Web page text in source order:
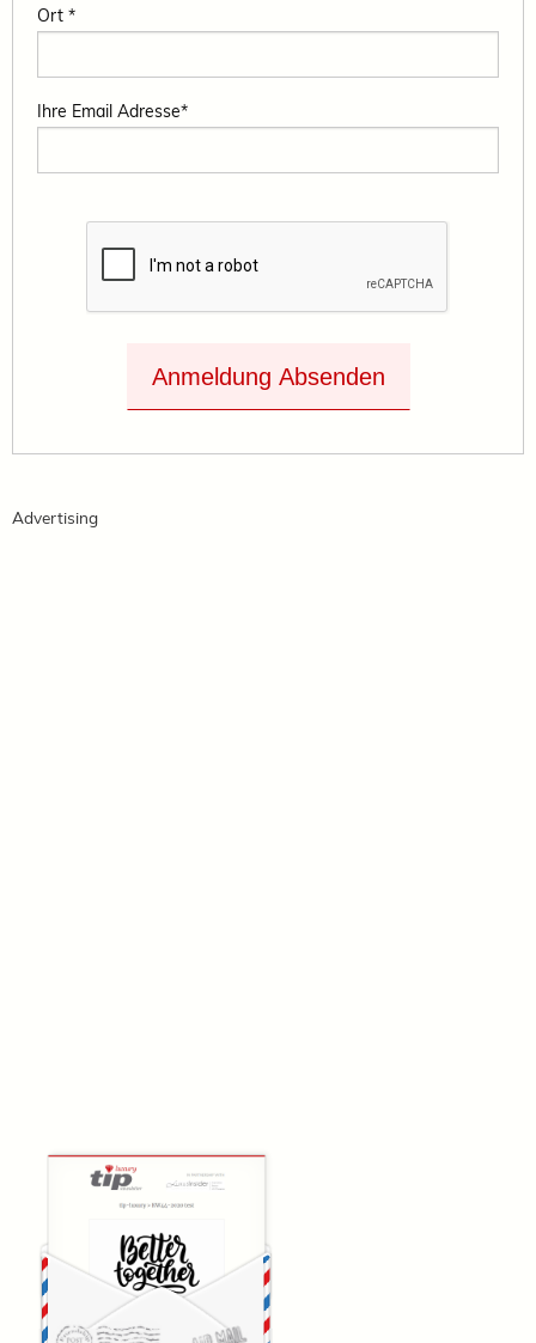
Ort *
Ihre Email Adresse*
Anmeldung Absenden
Advertising